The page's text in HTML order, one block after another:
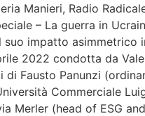
Manieri, Radio
– La guerra in
impatto asimmetrico
2022 condotta da
di Fausto Panunzi
Commerciale
Merler (head of ESG